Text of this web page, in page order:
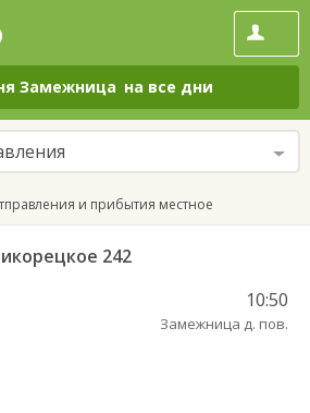
Замежница на все дни
и прибытия местное
242
10:50
Замежница д. пов.